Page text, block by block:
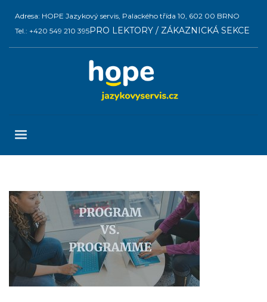
Adresa: HOPE Jazykový servis, Palackého třída 10, 602 00 BRNO
Tel.: +420 549 210 395PRO LEKTORY / ZÁKAZNICKÁ SEKCE